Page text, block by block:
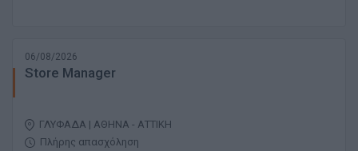
06/08/2026
Store Manager
ΓΛΥΦΑΔΑ | ΑΘΗΝΑ - ΑΤΤΙΚΗ
Πλήρης απασχόληση